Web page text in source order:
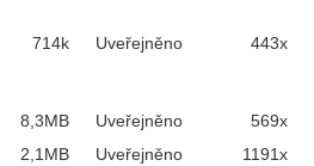
714k Uveřejněno 443x
8,3MB Uveřejněno 569x
2,1MB Uveřejněno 1191x